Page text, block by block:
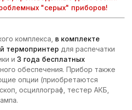
"серых" приборов!
комплекса, в комплекте
термопринтер для распечатки
и 3 года бесплатных
обеспечения. Прибор также
опции (приобретаются
осциллограф, тестер АКБ,